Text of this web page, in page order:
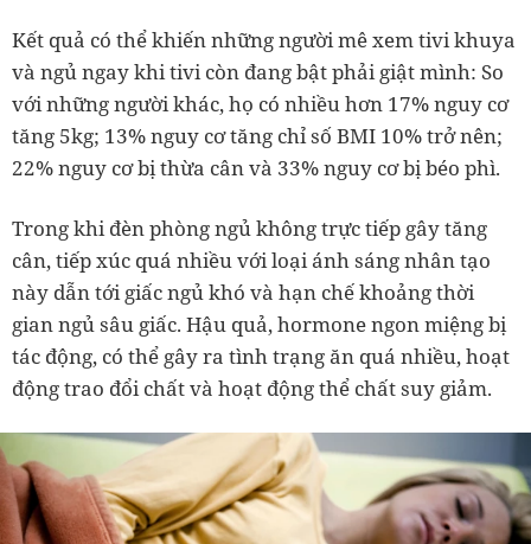
Kết quả có thể khiến những người mê xem tivi khuya
và ngủ ngay khi tivi còn đang bật phải giật mình: So
với những người khác, họ có nhiều hơn 17% nguy cơ
tăng 5kg; 13% nguy cơ tăng chỉ số BMI 10% trở nên;
22% nguy cơ bị thừa cân và 33% nguy cơ bị béo phì.
Trong khi đèn phòng ngủ không trực tiếp gây tăng
cân, tiếp xúc quá nhiều với loại ánh sáng nhân tạo
này dẫn tới giấc ngủ khó và hạn chế khoảng thời
gian ngủ sâu giấc. Hậu quả, hormone ngon miệng bị
tác động, có thể gây ra tình trạng ăn quá nhiều, hoạt
động trao đổi chất và hoạt động thể chất suy giảm.